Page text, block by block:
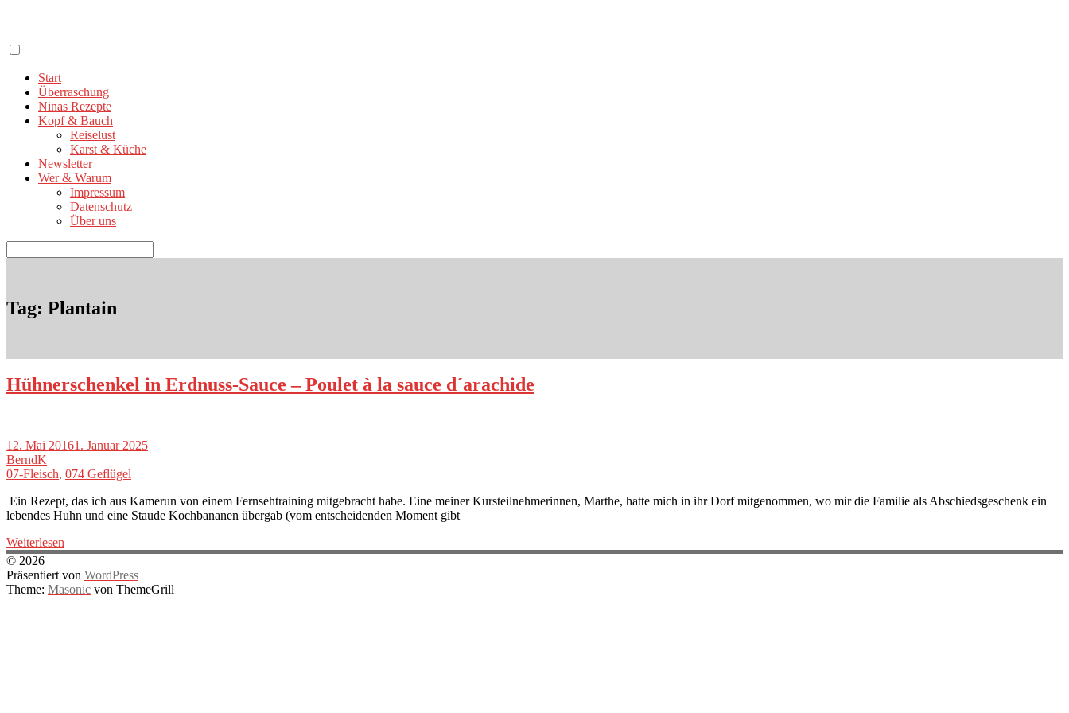
springen
Start
Überraschung
Ninas Rezepte
Kopf & Bauch
Reiselust
Karst & Küche
Newsletter
Wer & Warum
Impressum
Datenschutz
Über uns
nach:
Tag: Plantain
Hühnerschenkel in Erdnuss-Sauce – Poulet à la sauce d´arachide
12. Mai 20161. Januar 2025
BerndK
07-Fleisch, 074 Geflügel
Ein Rezept, das ich aus Kamerun von einem Fernsehtraining mitgebracht habe. Eine meiner Kursteilnehmerinnen, Marthe, hatte mich in ihr Dorf mitgenommen, wo mir die Familie als Abschiedsgeschenk ein
lebendes Huhn und eine Staude Kochbananen übergab (vom entscheidenden Moment gibt
Weiterlesen
© 2026
Präsentiert von WordPress
Theme: Masonic von ThemeGrill